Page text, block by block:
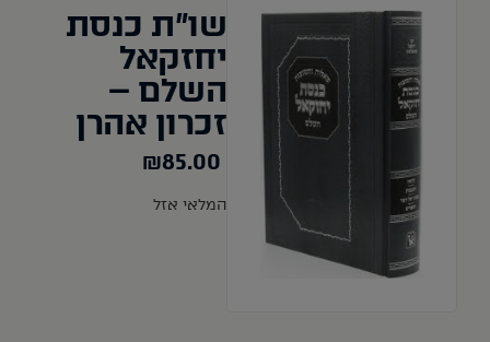
שו"ת כנסת
יחזקאל
השלם –
זכרון אהרן
₪85.00
המלאי אזל